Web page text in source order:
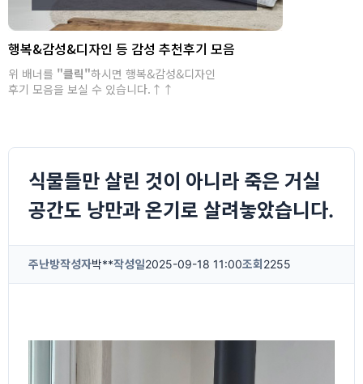
행복&감성&디자인 등 감성 추천후기 모음
위 배너를 "클릭"하시면 행복&감성&디자인
후기 모음을 보실 수 있습니다.↑↑
식물들만 살린 것이 아니라 죽은 거실
공간도 낭만과 온기로 살려놓았습니다.
주난방작성자박**작성일2025-09-18 11:00조회 2255